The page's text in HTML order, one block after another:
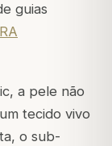
guias
a pele não
tecido vivo
, o sub-